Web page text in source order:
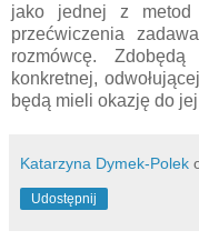
jako jednej z
przećwiczenia
rozmówcę.
konkretnej,
będą mieli okazję do
Katarzyna Dymek-Polek
Udostępnij